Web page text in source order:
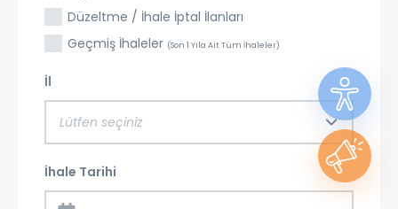
Düzeltme / İhale İptal İlanları
Geçmiş İhaleler (Son 1 Yıla Ait Tüm İhaleler)
İl
Lütfen seçiniz
İhale Tarihi